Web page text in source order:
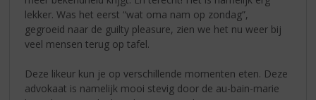
lekker. Was het eerst “wat oma nam op zondag”,
gegroeid naar de guilty pleasure, zien we het nu weer bij
veel mensen terug op tafel.
Deze likeur kun je op verschillende momenten eten. Deze
advokaat is namelijk mooi stevig door de au-bain-marie